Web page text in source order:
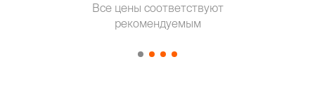
Все цены соответствуют
рекомендуемым